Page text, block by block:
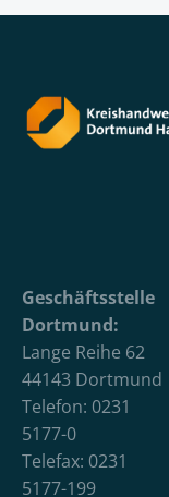
Geschäftsstelle
Dortmund:
Lange Reihe 62
44143 Dortmund
Telefon: 0231
5177-0
Telefax: 0231
5177-199